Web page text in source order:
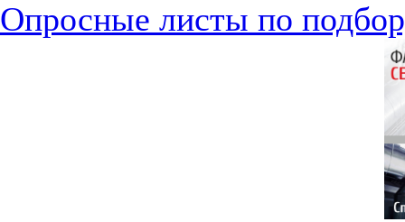
Опросные листы по